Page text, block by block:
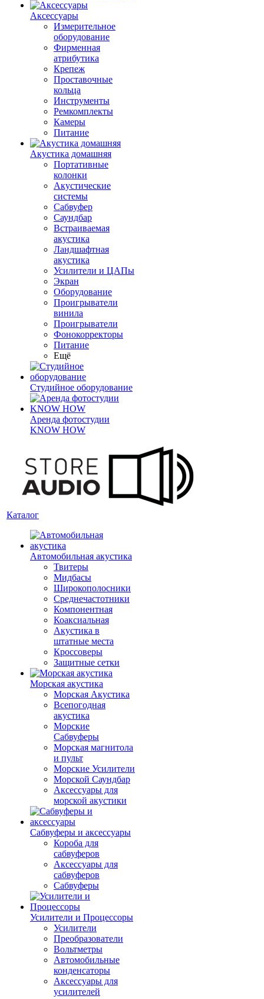
Аксессуары
Измерительное
оборудование
Фирменная
атрибутика
Крепеж
Проставочные
кольца
Инструменты
Ремкомплекты
Камеры
Питание
Акустика домашняя
Портативные
колонки
Акустические
системы
Сабвуфер
Саундбар
Встраиваемая
акустика
Ландшафтная
акустика
Усилители и ЦАПы
Экран
Оборудование
Проигрыватели
винила
Проигрыватели
Фонокорректоры
Питание
Ещё
Студийное оборудование
Аренда фотостудии
KNOW HOW
Каталог
Автомобильная акустика
Твитеры
Мидбасы
Широкополосники
Среднечастотники
Компонентная
Коаксиальная
Акустика в
штатные места
Кроссоверы
Защитные сетки
Морская акустика
Морская Акустика
Всепогодная
акустика
Морские
Сабвуферы
Морская магнитола
и пульт
Морские Усилители
Морской Cаундбар
Аксессуары для
морской акустики
Сабвуферы и аксессуары
Короба для
сабвуферов
Аксессуары для
сабвуферов
Сабвуферы
Усилители и Процессоры
Усилители
Преобразователи
Вольтметры
Автомобильные
конденсаторы
Аксессуары для
усилителей